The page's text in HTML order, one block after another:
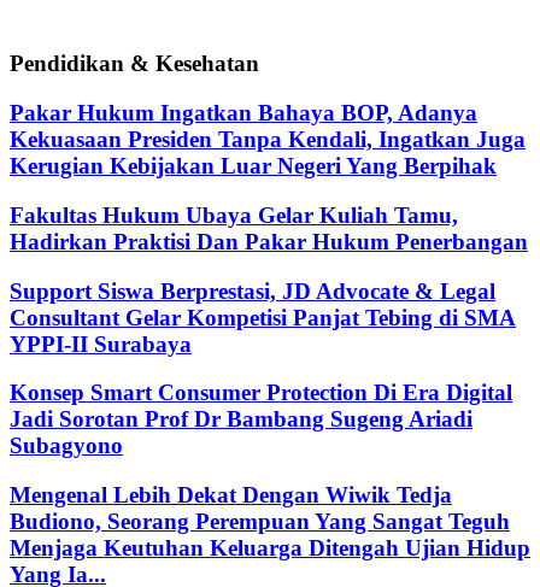
Pendidikan & Kesehatan
Pakar Hukum Ingatkan Bahaya BOP, Adanya
Kekuasaan Presiden Tanpa Kendali, Ingatkan Juga
Kerugian Kebijakan Luar Negeri Yang Berpihak
Fakultas Hukum Ubaya Gelar Kuliah Tamu,
Hadirkan Praktisi Dan Pakar Hukum Penerbangan
Support Siswa Berprestasi, JD Advocate & Legal
Consultant Gelar Kompetisi Panjat Tebing di SMA
YPPI-II Surabaya
Konsep Smart Consumer Protection Di Era Digital
Jadi Sorotan Prof Dr Bambang Sugeng Ariadi
Subagyono
Mengenal Lebih Dekat Dengan Wiwik Tedja
Budiono, Seorang Perempuan Yang Sangat Teguh
Menjaga Keutuhan Keluarga Ditengah Ujian Hidup
Yang Ia...